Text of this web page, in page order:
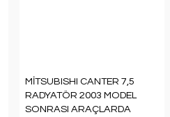
MİTSUBISHI CANTER 7,5
RADYATÖR 2003 MODEL
SONRASI ARAÇLARDA